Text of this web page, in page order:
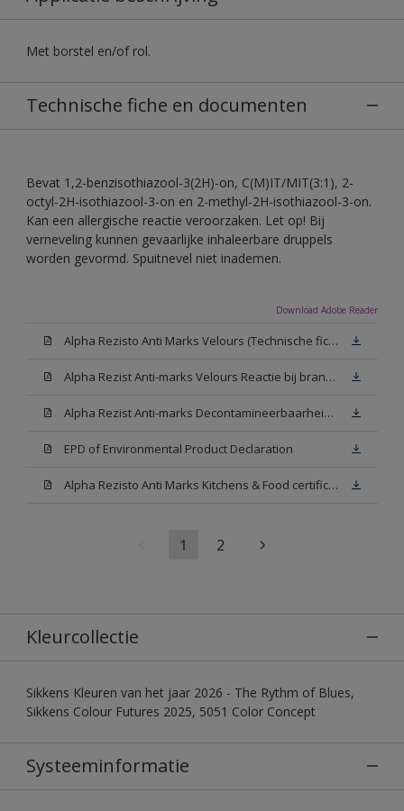
Met borstel en/of rol.
Technische fiche en documenten
Bevat 1,2-benzisothiazool-3(2H)-on, C(M)IT/MIT(3:1), 2-
octyl-2H-isothiazool-3-on en 2-methyl-2H-isothiazool-3-on.
Kan een allergische reactie veroorzaken. Let op! Bij
verneveling kunnen gevaarlijke inhaleerbare druppels
worden gevormd. Spuitnevel niet inademen.
Download Adobe Reader
Alpha Rezisto Anti Marks Velours (Technische fiche)
Alpha Rezist Anti-marks Velours Reactie bij brand A2-s1,d0
Alpha Rezist Anti-marks Decontamineerbaarheid Technical report
EPD of Environmental Product Declaration
Alpha Rezisto Anti Marks Kitchens & Food certificate (Voedingsattest ISEGA)
1 2
Kleurcollectie
Sikkens Kleuren van het jaar 2026 - The Rythm of Blues,
Sikkens Colour Futures 2025, 5051 Color Concept
Systeeminformatie